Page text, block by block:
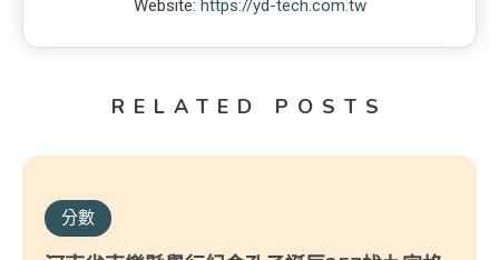
Website: https://yd-tech.com.tw
RELATED POSTS
分數